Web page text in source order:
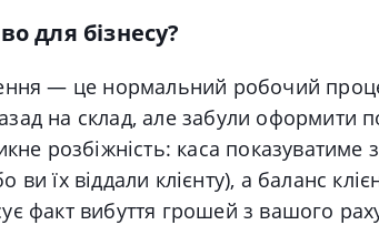
для бізнесу?
— це нормальний робочий
на склад, але забули оформити
розбіжність: каса показуватиме
ви їх віддали клієнту), а баланс
факт вибуття грошей з вашого